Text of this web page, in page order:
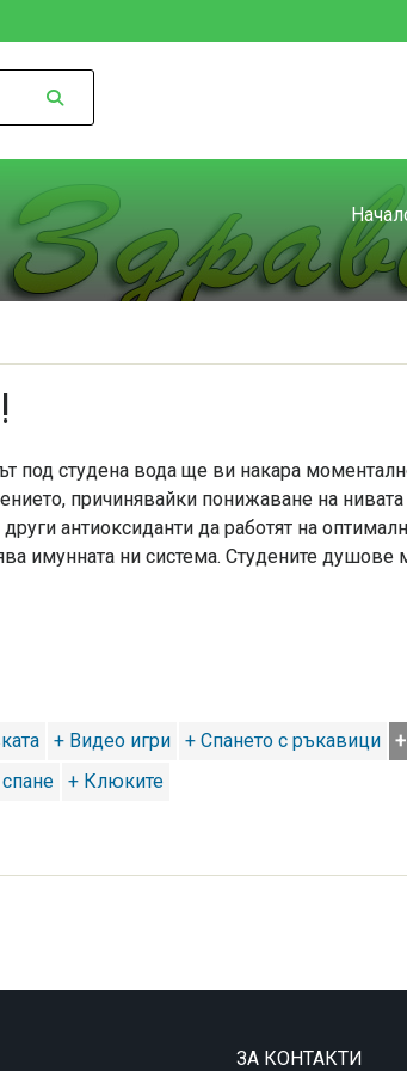
под студена вода ще ви накара
причинявайки понижаване на
антиоксиданти да работят на
имунната ни система. Студените душове
+ Видео игри + Спането с ръкавици
+ Клюките
ЗА КОНТАКТИ